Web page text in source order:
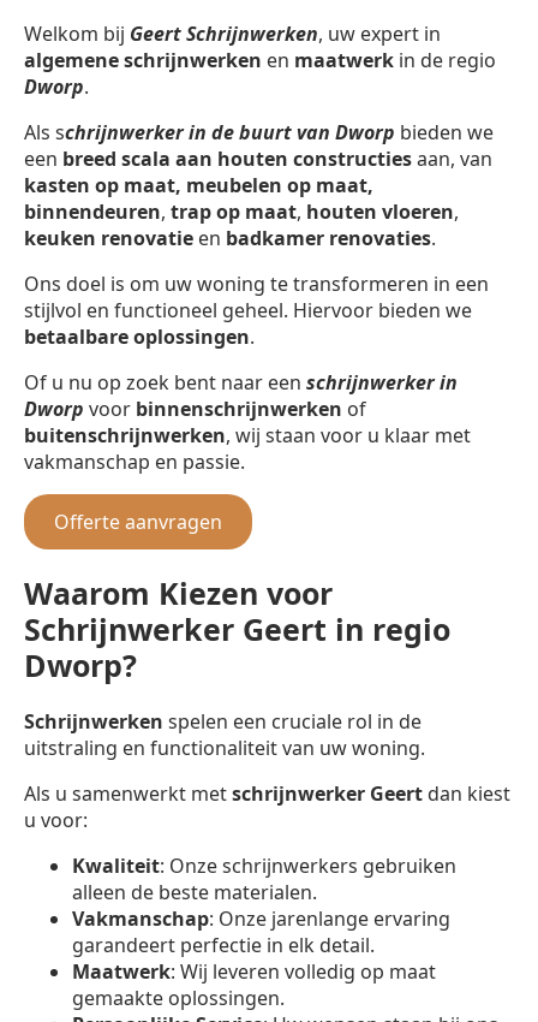
Welkom bij Geert Schrijnwerken, uw expert in
algemene schrijnwerken en maatwerk in de regio
Dworp.
Als schrijnwerker in de buurt van Dworp bieden we
een breed scala aan houten constructiesaan, van
kasten op maat, meubelen op maat,
binnendeuren, trap op maat, houten vloeren,
keuken renovatie en badkamer renovaties.
Ons doel is om uw woning te transformeren in een
stijlvol en functioneel geheel. Hiervoor bieden we
betaalbare oplossingen.
Of u nu op zoek bent naar een schrijnwerker in
Dworp voor binnenschrijnwerken of
buitenschrijnwerken, wij staan voor u klaar met
vakmanschap en passie.
Offerte aanvragen
Waarom Kiezen voor
Schrijnwerker Geert in regio
Dworp?
Schrijnwerken spelen een cruciale rol in de
uitstraling en functionaliteit van uw woning.
Als u samenwerkt metschrijnwerker Geert dan kiest
u voor:
Kwaliteit: Onze schrijnwerkers gebruiken
alleen de beste materialen.
Vakmanschap: Onze jarenlange ervaring
garandeert perfectie in elk detail.
Maatwerk: Wij leveren volledig op maat
gemaakte oplossingen.